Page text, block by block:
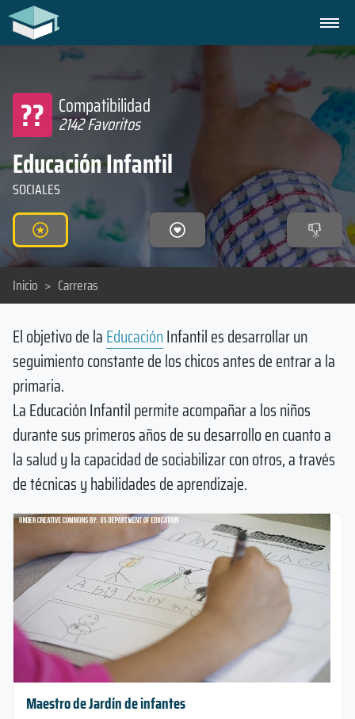
Educación Infantil
Compatibilidad
2142 Favoritos
??
SOCIALES
Inicio > Carreras
El objetivo de laEducaciónInfantil es desarrollar un
seguimiento constante de los chicos antes de entrar a la
primaria.
La Educación Infantil permite acompañar a los niños
durante sus primeros años de su desarrollo en cuanto a
la salud y la capacidad de sociabilizar con otros, a través
de técnicas y habilidades de aprendizaje.
Maestro de Jardín de infantes